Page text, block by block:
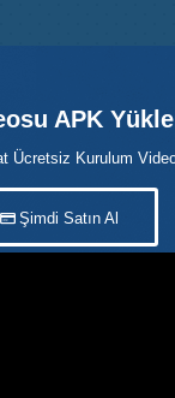
APK
Ücretsiz Kurulum
Şimdi Satın Al